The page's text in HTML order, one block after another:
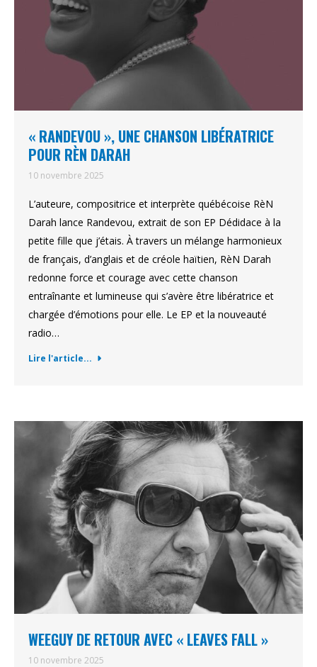
« RANDEVOU », UNE CHANSON LIBÉRATRICE
POUR RÈN DARAH
10 novembre 2025
L’auteure, compositrice et interprète québécoise RèN
Darah lance Randevou, extrait de son EP Dédidace à la
petite fille que j’étais. À travers un mélange harmonieux
de français, d’anglais et de créole haïtien, RèN Darah
redonne force et courage avec cette chanson
entraînante et lumineuse qui s’avère être libératrice et
chargée d’émotions pour elle. Le EP et la nouveauté
radio…
Lire l'article...
WEEGUY DE RETOUR AVEC « LEAVES FALL »
10 novembre 2025